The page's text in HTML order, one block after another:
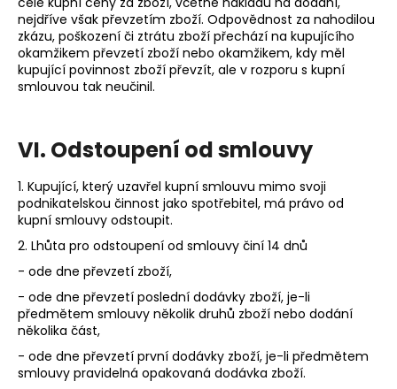
nejdříve však převzetím zboží. Odpovědnost za nahodilou
zkázu, poškození či ztrátu zboží přechází na kupujícího
okamžikem převzetí zboží nebo okamžikem, kdy měl
kupující povinnost zboží převzít, ale v rozporu s kupní
smlouvou tak neučinil.
VI. Odstoupení od smlouvy
1. Kupující, který uzavřel kupní smlouvu mimo svoji
podnikatelskou činnost jako spotřebitel, má právo od
kupní smlouvy odstoupit.
2. Lhůta pro odstoupení od smlouvy činí 14 dnů
- ode dne převzetí zboží,
- ode dne převzetí poslední dodávky zboží, je-li
předmětem smlouvy několik druhů zboží nebo dodání
několika část,
- ode dne převzetí první dodávky zboží, je-li předmětem
smlouvy pravidelná opakovaná dodávka zboží.